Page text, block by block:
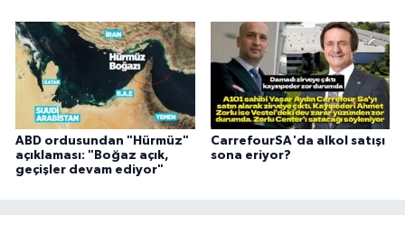
ABD ordusundan "Hürmüz"
açıklaması: "Boğaz açık,
geçişler devam ediyor"
CarrefourSA'da alkol satışı
sona eriyor?